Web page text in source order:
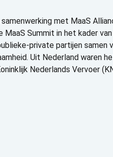
met MaaS
MaaS Summit in het kader
private partijen samen
Uit Nederland waren
Nederlands Vervoer